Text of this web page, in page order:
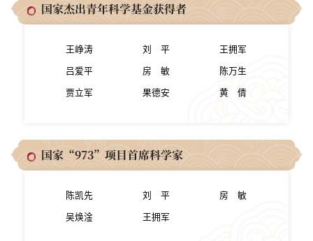
国家杰出青年科学基金获得者
王峥涛 刘 平 王拥军
吕爱平 房 敏 陈万生
贾立军 果德安 黄 倩
国家“973”项目首席科学家
陈凯先 刘 平 房 敏
吴焕淦 王拥军